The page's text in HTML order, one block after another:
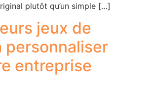
plutôt qu’un simple […]
jeux de
personnaliser
entreprise